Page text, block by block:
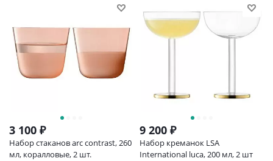
3 100 ₽
Набор стаканов arc contrast, 260
мл, коралловые, 2 шт.
9 200 ₽
Набор креманок LSA
International luca, 200 мл, 2 шт